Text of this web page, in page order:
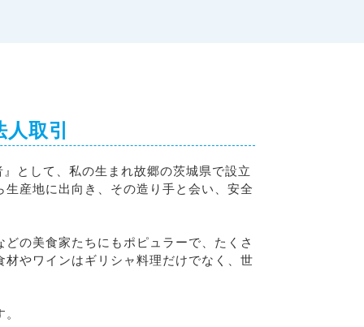
取引
として、私の生まれ故郷の茨城県で設立
産地に出向き、その造り手と会い、安全
の美食家たちにもポピュラーで、たくさ
やワインはギリシャ料理だけでなく、世